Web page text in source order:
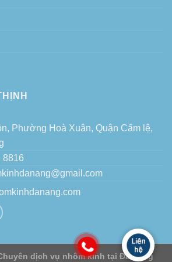
Phường Hoà Xuân, Quận Cẩm lệ,
8816
dịch vụ nhôm kính tại Đà Nẵng